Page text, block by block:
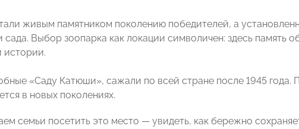
живым памятником поколению победителей, а
сада. Выбор зоопарка как локации символичен: здесь память
истории.
«Саду Катюши», сажали по всей стране после 1945 года.
в новых поколениях.
семьи посетить это место — увидеть, как бережно